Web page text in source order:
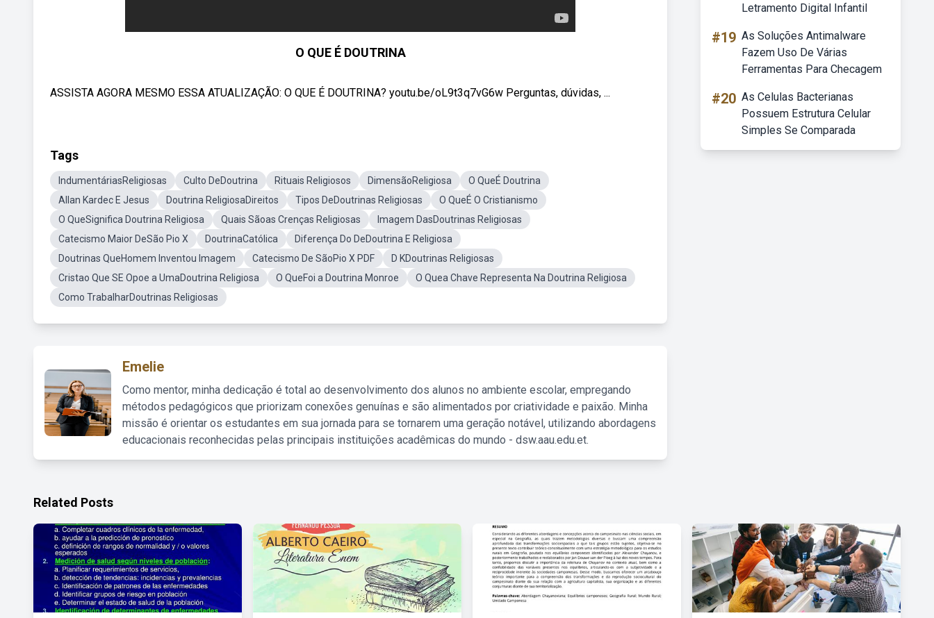
O QUE É DOUTRINA
ASSISTA AGORA MESMO ESSA ATUALIZAÇÃO: O QUE É DOUTRINA? youtu.be/oL9t3q7vG6w Perguntas, dúvidas, ...
Tags
IndumentáriasReligiosas Culto DeDoutrina Rituais Religiosos DimensãoReligiosa
O QueÉ Doutrina
Allan Kardec E Jesus
Doutrina ReligiosaDireitos Tipos DeDoutrinas Religiosas
O QueÉ O Cristianismo
O QueSignifica Doutrina Religiosa
Quais Sãoas Crenças Religiosas
Imagem DasDoutrinas Religiosas
Catecismo Maior DeSão Pio X
DoutrinaCatólica
Diferença Do DeDoutrina E Religiosa
Doutrinas QueHomem Inventou Imagem
Catecismo De SãoPio X PDF
D KDoutrinas Religiosas
Cristao Que SE Opoe a UmaDoutrina Religiosa
O QueFoi a Doutrina Monroe
O Quea Chave Representa Na Doutrina Religiosa
Como TrabalharDoutrinas Religiosas
Emelie
Como mentor, minha dedicação é total ao desenvolvimento dos alunos no ambiente escolar, empregando
métodos pedagógicos que priorizam conexões genuínas e são alimentados por criatividade e paixão. Minha
missão é orientar os estudantes em sua jornada para se tornarem uma geração notável, utilizando abordagens
educacionais reconhecidas pelas principais instituições acadêmicas do mundo - dsw.aau.edu.et.
Letramento Digital Infantil
#19 As Soluções Antimalware
Fazem Uso De Várias
Ferramentas Para Checagem
#20 As Celulas Bacterianas
Possuem Estrutura Celular
Simples Se Comparada
Related Posts